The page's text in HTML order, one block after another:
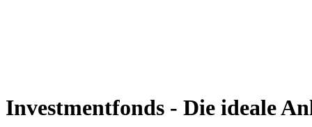
Investmentfonds - Die ideale